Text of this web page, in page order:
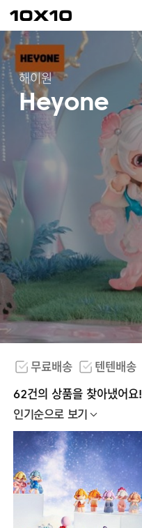
텐
바
텐
해이원
Heyone
무료배송 텐텐배송
62건의 상품을 찾아냈어요!
인기순으로 보기